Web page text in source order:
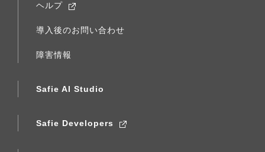
ヘルプ
導入後のお問い合わせ
障害情報
Safie AI Studio
Safie Developers